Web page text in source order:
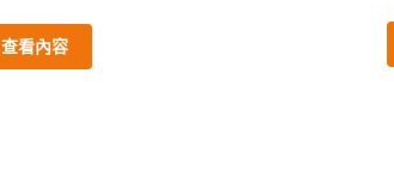
查看內容